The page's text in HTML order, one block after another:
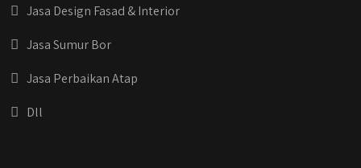
Jasa Design Fasad & Interior
Jasa Sumur Bor
Jasa Perbaikan Atap
Dll